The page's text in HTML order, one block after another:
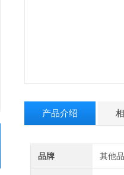
产品介绍
品牌 其他